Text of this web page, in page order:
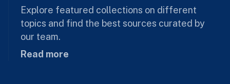
Explore featured collections on different
topics and find the best sources curated by
our team.
Read more